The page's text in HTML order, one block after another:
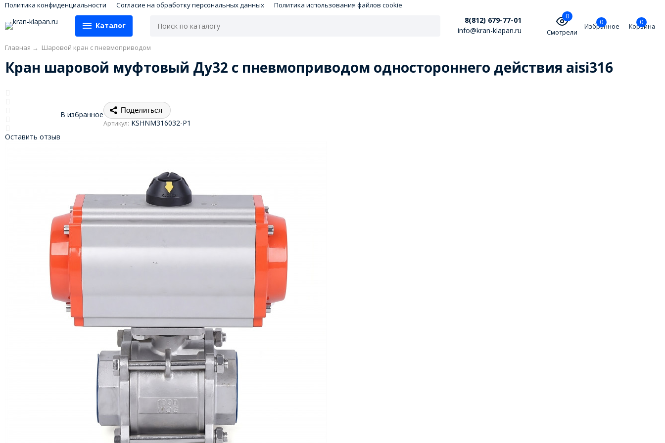
Политика конфиденциальности Согласие на обработку персональных данных Политика использования файлов cookie
Каталог
8(812) 679-77-01
info@kran-klapan.ru
0
Смотрели
0
Избранное
0
Корзина
Главная → Шаровой кран с пневмоприводом
Кран шаровой муфтовый Ду32 с пневмоприводом одностороннего действия aisi316
Оставить отзыв
В избранное
Поделиться
Артикул: KSHNM316032-P1